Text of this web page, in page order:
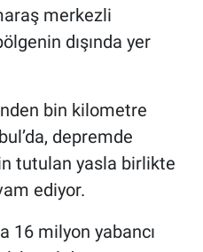
merkezli
dışında yer
bin kilometre
depremde
tutulan yasla birlikte
ediyor.
16 milyon yabancı